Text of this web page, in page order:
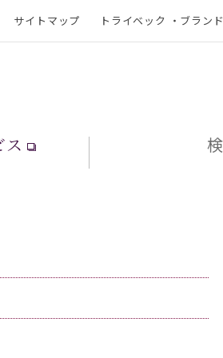
サイトマップ トライベック ・ブラン
ス